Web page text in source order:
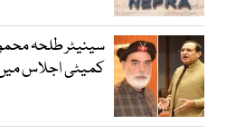
سینیٹر طلحہ
کمیٹی اجلاس میں